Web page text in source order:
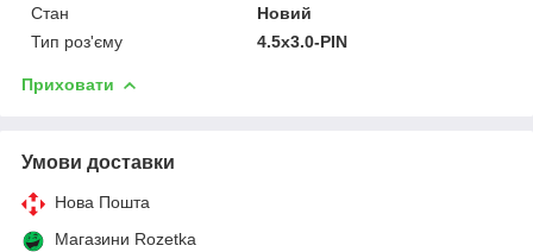
Стан
Новий
Тип роз'єму
4.5х3.0-PIN
Приховати
Умови доставки
Нова Пошта
Магазини Rozetka